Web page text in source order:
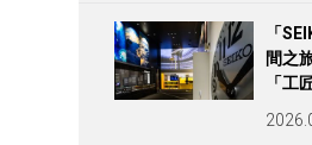
「
間之
「工